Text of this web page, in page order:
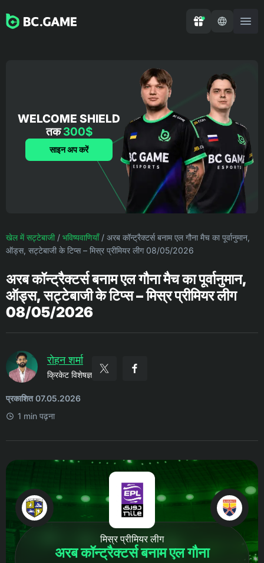
WELCOME SHIELD
तक300$
साइन अप करें
खेल में सट्टेबाजी/ भविष्यवाणियाँ/ अरब कॉन्ट्रैक्टर्स बनाम एल गौना मैच का पूर्वानुमान,
ऑड्स, सट्टेबाजी के टिप्स – मिस्र प्रीमियर लीग 08/05/2026
अरब कॉन्ट्रैक्टर्स बनाम एल गौना मैच का पूर्वानुमान,
ऑड्स, सट्टेबाजी के टिप्स – मिस्र प्रीमियर लीग
08/05/2026
रोहन शर्मा
क्रिकेट विशेषज्ञ
प्रकाशित 07.05.2026
1 min पढ़ना
मिस्र प्रीमियर लीग
अरब कॉन्ट्रैक्टर्स बनाम एल गौना